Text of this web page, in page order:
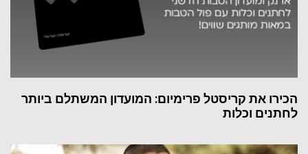
הכירו את קריסטל פרימיום: המועדון המשתלם ביותר
לחתנים וכלות